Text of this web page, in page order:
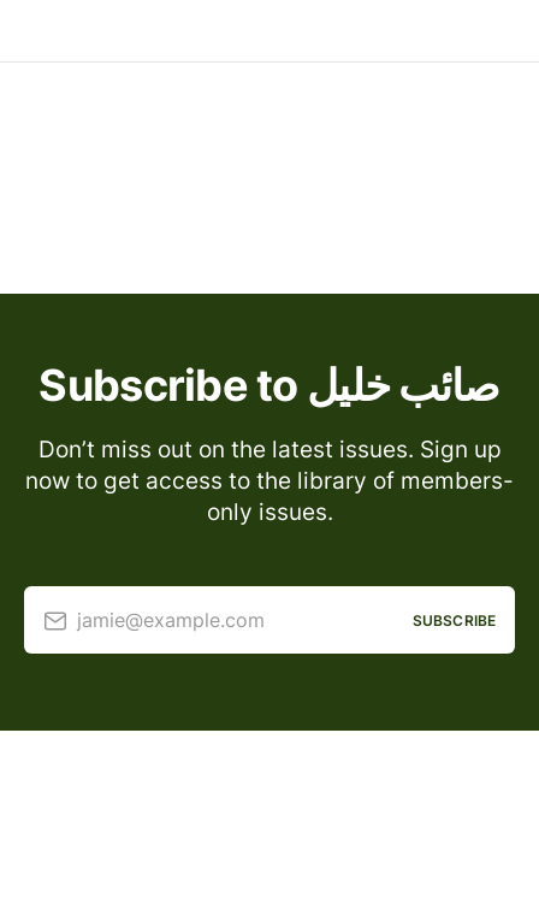
Subscribe to صائب خليل
Don’t miss out on the latest issues. Sign up
now to get access to the library of members-
only issues.
jamie@example.com SUBSCRIBE